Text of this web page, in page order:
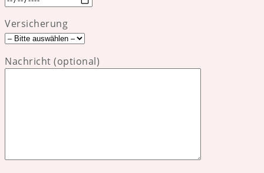
Versicherung
Nachricht (optional)